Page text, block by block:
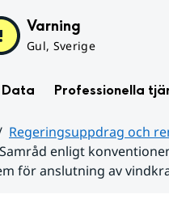
Varning
Gul, Sverige
Data Professionella
Regeringsuppdrag och
enligt
för anslutning av